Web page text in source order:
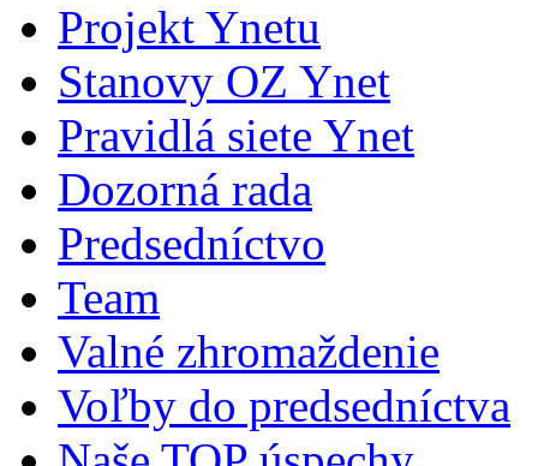
Projekt Ynetu
Stanovy OZ Ynet
Pravidlá siete Ynet
Dozorná rada
Predsedníctvo
Team
Valné zhromaždenie
Voľby do predsedníctva